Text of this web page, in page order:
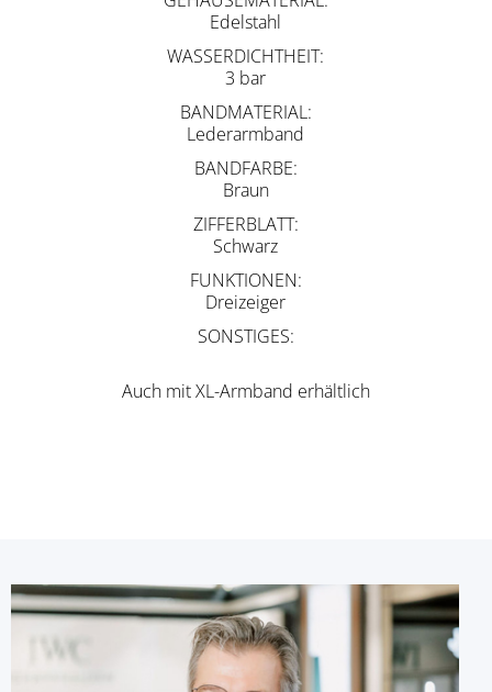
Edelstahl
WASSERDICHTHEIT
3 bar
BANDMATERIAL
Lederarmband
BANDFARBE
Braun
ZIFFERBLATT
Schwarz
FUNKTIONEN
Dreizeiger
SONSTIGES
Auch mit XL-Armband erhältlich